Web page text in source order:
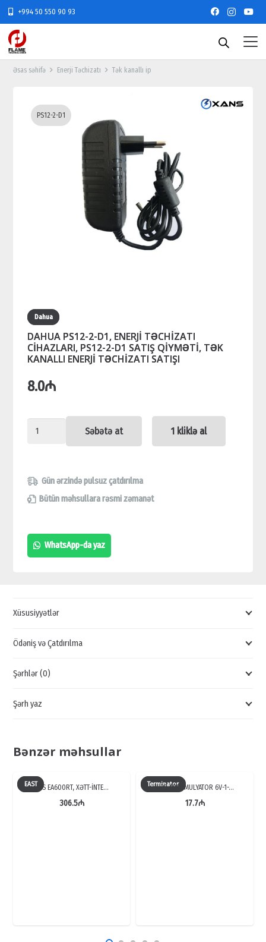
+994 50 550 90 93
Əsas səhifə Enerji Təchizatı Tək kanallı ip
PS12-2-D1
Dahua
DAHUA PS12-2-D1, ENERJİ TƏCHİZATI
CİHAZLARI, PS12-2-D1 SATIŞ QİYMƏTİ, TƏK
KANALLI ENERJİ TƏCHİZATI SATIŞI
8.0₼
DAHUA
D1,
ENERJİ
CİHAZLARI,
PS12-
TƏK
ENERJİ
SATIŞI
Səbətə at 1 kliklə al
Gün ərzində pulsuz çatdırılma
Bütün məhsullara rəsmi zəmanət
WhatsApp-da yaz
Xüsusiyyətlər
Ödəniş və Çatdırılma
Şərhlər (0)
Şərh yaz
Bənzər məhsullar
EASTUPS EA600RT, XƏTT-İNTE…
306.5₼
Terminator
UPS AKKUMULYATOR 6V-1-…
17.7₼